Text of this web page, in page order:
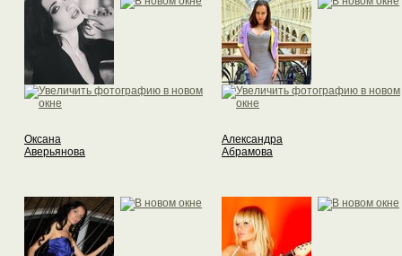
Оксана
Аверьянова
Александра
Абрамова